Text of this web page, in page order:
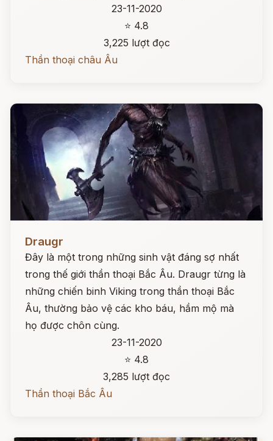
23-11-2020
⭐ 4.8
3,225 lượt đọc
Thần thoại châu Âu
Draugr
Đây là một trong những sinh vật đáng sợ nhất
trong thế giới thần thoại Bắc Âu. Draugr từng là
những chiến binh Viking trong thần thoại Bắc
Âu, thường bảo vệ các kho báu, hầm mộ mà
họ được chôn cùng.
23-11-2020
⭐ 4.8
3,285 lượt đọc
Thần thoại Bắc Âu